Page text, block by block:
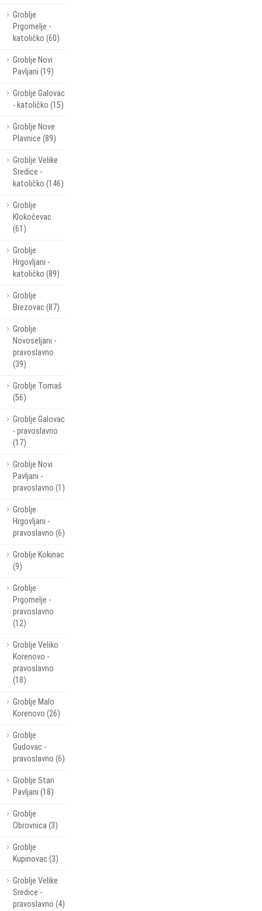
Groblje
Prgomelje -
katoličko (60)
Groblje Novi
Pavljani (19)
Groblje Galovac
- katoličko (15)
Groblje Nove
Plavnice (89)
Groblje Velike
Sredice -
katoličko (146)
Groblje
Klokočevac
(61)
Groblje
Hrgovljani -
katoličko (89)
Groblje
Brezovac (87)
Groblje
Novoseljani -
pravoslavno
(39)
Groblje Tomaš
(56)
Groblje Galovac
- pravoslavno
(17)
Groblje Novi
Pavljani -
pravoslavno (1)
Groblje
Hrgovljani -
pravoslavno (6)
Groblje Kokinac
(9)
Groblje
Prgomelje -
pravoslavno
(12)
Groblje Veliko
Korenovo -
pravoslavno
(18)
Groblje Malo
Korenovo (26)
Groblje
Gudovac -
pravoslavno (6)
Groblje Stari
Pavljani (18)
Groblje
Obrovnica (3)
Groblje
Kupinovac (3)
Groblje Velike
Sredice -
pravoslavno (4)